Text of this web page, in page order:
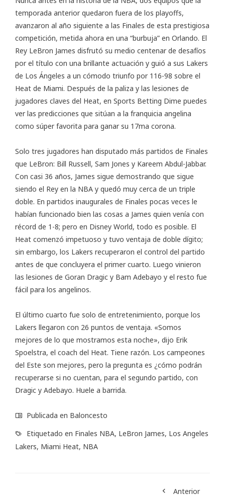
temporada anterior quedaron fuera de los playoffs,
avanzaron al año siguiente a las Finales de esta prestigiosa
competición, metida ahora en una “burbuja” en Orlando. El
Rey LeBron James disfrutó su medio centenar de desafíos
por el título con una brillante actuación y guió a sus Lakers
de Los Ángeles a un cómodo triunfo por 116-98 sobre el
Heat de Miami. Después de la paliza y las lesiones de
jugadores claves del Heat, en Sports Betting Dime puedes
ver las predicciones que sitúan a la franquicia angelina
como súper favorita para ganar su 17ma corona.
Solo tres jugadores han disputado más partidos de Finales
que LeBron: Bill Russell, Sam Jones y Kareem Abdul-Jabbar.
Con casi 36 años, James sigue demostrando que sigue
siendo el Rey en la NBA y quedó muy cerca de un triple
doble. En partidos inaugurales de Finales pocas veces le
habían funcionado bien las cosas a James quien venía con
récord de 1-8; pero en Disney World, todo es posible. El
Heat comenzó impetuoso y tuvo ventaja de doble dígito;
sin embargo, los Lakers recuperaron el control del partido
antes de que concluyera el primer cuarto. Luego vinieron
las lesiones de Goran Dragic y Bam Adebayo y el resto fue
fácil para los angelinos.
El último cuarto fue solo de entretenimiento, porque los
Lakers llegaron con 26 puntos de ventaja. «Somos
mejores de lo que mostramos esta noche», dijo Erik
Spoelstra, el coach del Heat. Tiene razón. Los campeones
del Este son mejores, pero la pregunta es ¿cómo podrán
recuperarse si no cuentan, para el segundo partido, con
Dragic y Adebayo. Huele a barrida.
Publicada en Baloncesto
Etiquetado en Finales NBA, LeBron James, Los Angeles
Lakers, Miami Heat, NBA
Anterior